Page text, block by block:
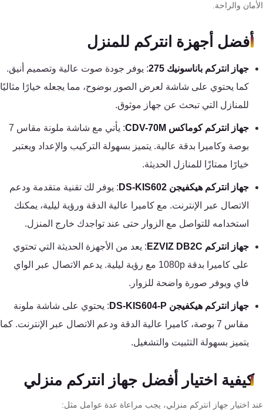
والراحة.
أفضل أجهزة انتركم للمنزل
جهاز انتركم باناسونيك 275
: يوفر جودة صوت عالية وتصميم أنيق.
كما يحتوي على شاشة لعرض الصور بوضوح، مما يجعله خيارًا مثاليًا
للمنازل التي تبحث عن جهاز موثوق.
جهاز انتركم كوماكس CDV-70M
: يأتي مع شاشة ملونة مقاس 7
بوصة وكاميرا بدقة عالية. يتميز بسهولة التركيب والإعداد ويعتبر
خيارًا ممتازًا للمنازل الحديثة.
جهاز انتركم هيكفيجن DS-KIS602
: يوفر لك تقنية متقدمة ودعم
الاتصال عبر الإنترنت. مع كاميرا عالية الدقة ورؤية ليلية، يمكنك
استخدامه للتواصل مع الزوار حتى عند تواجدك خارج المنزل.
جهاز انتركم EZVIZ DB2C
: يعد من الأجهزة الحديثة التي تحتوي
على كاميرا بدقة 1080p مع رؤية ليلية. يدعم الاتصال عبر الواي
فاي ويوفر صورة واضحة للزوار.
جهاز انتركم هيكفيجن DS-KIS604-P
: يحتوي على شاشة ملونة
مقاس 7 بوصة، كاميرا عالية الدقة ودعم الاتصال عبر الإنترنت. كما
يتميز بسهولة التثبيت والتشغيل.
كيفية اختيار أفضل جهاز انتركم منزلي
اختيار جهاز انتركم منزلي، يجب مراعاة عدة عوامل مثل:
شبكات
والانترنت
انتركم
أنظمة
إنذار
أنظمة
إنذار
الحريق
أكسيس